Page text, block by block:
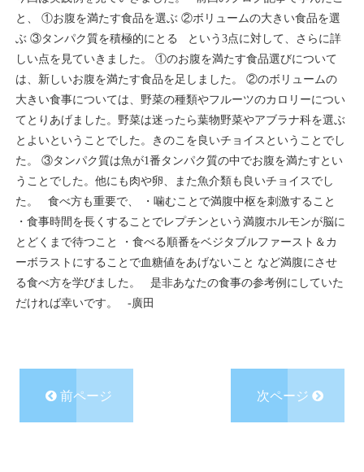
と、
①お腹を満たす食品を選ぶ ②ボリュームの大きい食品を選
ぶ ③タンパク質を積極的にとる
という3点に対して、さらに詳
しい点を見ていきました。
①のお腹を満たす食品選びについて
は、新しいお腹を満たす食品を足しました。
②のボリュームの
大きい食事については、野菜の種類やフルーツのカロリーについ
てとりあげました。野菜は迷ったら葉物野菜やアブラナ科を選ぶ
とよいということでした。きのこを良いチョイスということでし
た。
③タンパク質は魚が1番タンパク質の中でお腹を満たすとい
うことでした。他にも肉や卵、また魚介類も良いチョイスでし
た。
食べ方も重要で、
・噛むことで満腹中枢を刺激すること
・食事時間を長くすることでレプチンという満腹ホルモンが脳に
とどくまで待つこと
・食べる順番をベジタブルファースト＆カ
ーボラストにすることで血糖値をあげないこと など満腹にさせ
る食べ方を学びました。
是非あなたの食事の参考例にしていた
だければ幸いです。
-廣田
前ページ 次ページ